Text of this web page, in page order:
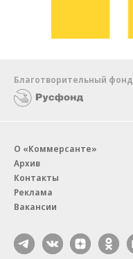
Благотворительный фонд
О «Коммерсанте»
Архив
Контакты
Реклама
Вакансии